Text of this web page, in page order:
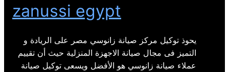
zanussi egypt
يحوذ توكيل مركز صيانة زانوسي مصر على الريادة و
التميز فى مجال صيانة الاجهزة المنزلية حيث أن تقييم
عملاء صيانة زانوسي هو الأفضل ويسعى توكيل صيانة